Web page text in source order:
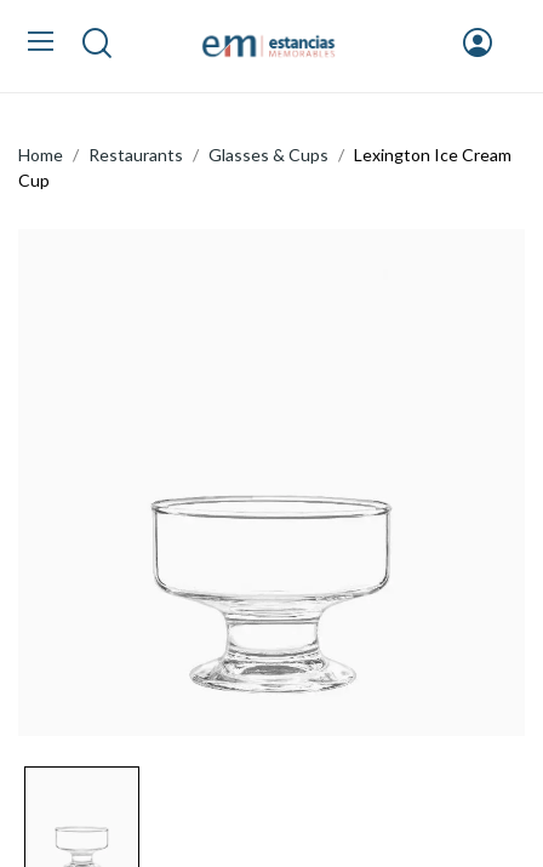
Home Restaurants Glasses & Cups
Lexington Ice Cream
Cup